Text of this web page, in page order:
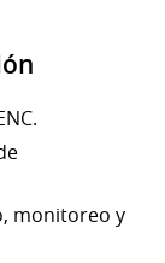
monitoreo y